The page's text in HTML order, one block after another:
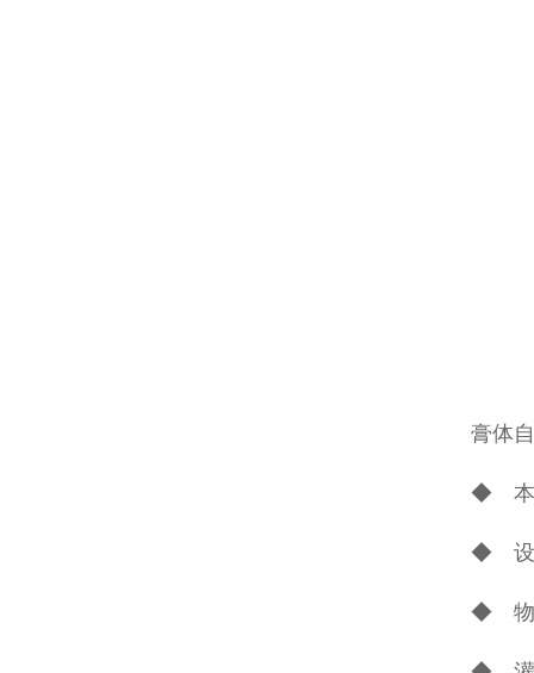
膏体
◆ 本
◆ 设
◆ 物